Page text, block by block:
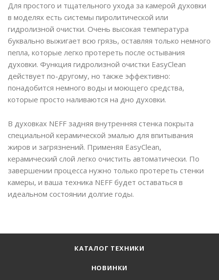
Для простого и тщательного ухода за камерой духовки
в моделях есть системы пиролитической или
гидролизной очистки. Очень высокая температура
буквально выжигает всю грязь, оставляя только немного
пепла, которые легко протереть после остывания
духовки. Функция гидролизной очистки EasyClean
действует по-другому, но также эффективно:
понадобится немного воды и моющего средства,
которые просто наливаются на дно духовки.
В духовках NEFF задняя внутренняя стенка покрыта
специальной керамической эмалью для впитывания
жиров и загрязнений. Применяя EasyClean,
керамический слой легко очистить автоматически. По
завершении процесса нужно только протереть стенки
камеры, и ваша техника NEFF будет оставаться в
идеальном состоянии долгие годы.
КАТАЛОГ ТЕХНИКИ
НОВИНКИ